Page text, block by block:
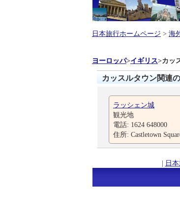
日本旅行ホームページ > 海
ヨーロッパ>イギリス>カッ
カッスルタウン関連
ラッシェン城
観光地
電話: 1624 648000
住所: Castletown
| 日